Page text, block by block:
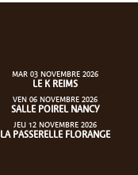
MAR 03 NOVEMBRE 2026
LE K REIMS
VEN 06 NOVEMBRE 2026
SALLE POIREL NANCY
JEU 12 NOVEMBRE 2026
LA PASSERELLE FLORANGE